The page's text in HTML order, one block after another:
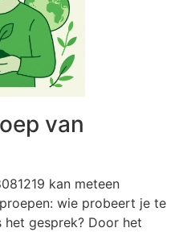
van
kan meteen
wie probeert je te
het gesprek? Door het